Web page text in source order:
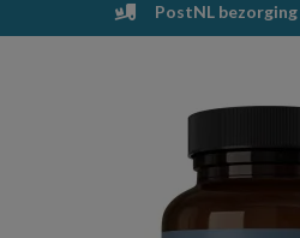
Winkelwagen
Uw
Vul hem met
PostNL